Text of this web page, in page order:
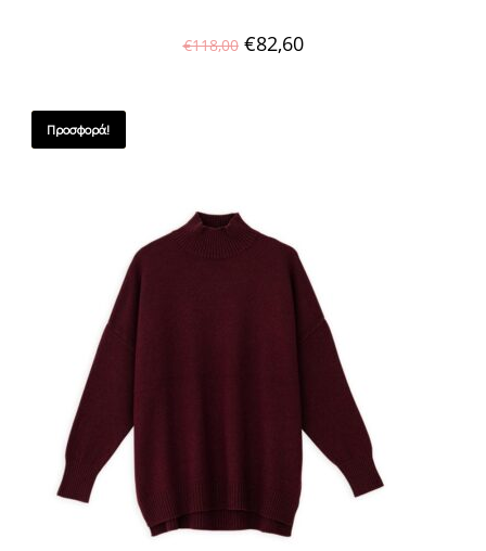
€118,00 €82,60
SALES !
Προσφορά!